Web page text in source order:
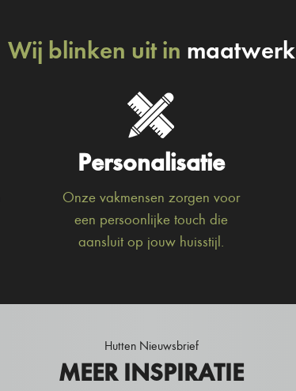
Wij blinken uit in maatwerk
Personalisatie
Onze vakmensen zorgen voor
een persoonlijke touch die
aansluit op jouw huisstijl.
Hutten Nieuwsbrief
MEER INSPIRATIE